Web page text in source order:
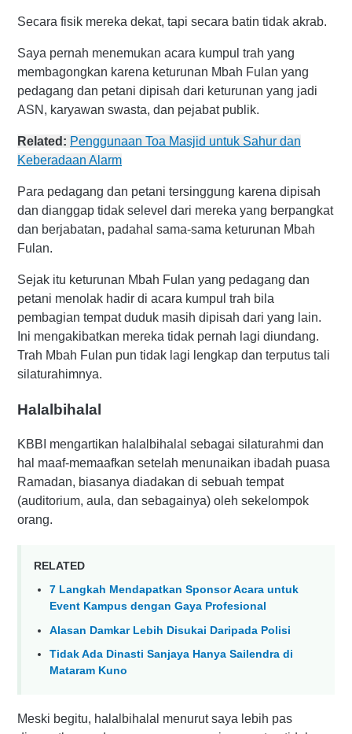
Secara fisik mereka dekat, tapi secara batin tidak akrab.
Saya pernah menemukan acara kumpul trah yang
membagongkan karena keturunan Mbah Fulan yang
pedagang dan petani dipisah dari keturunan yang jadi
ASN, karyawan swasta, dan pejabat publik.
Related: Penggunaan Toa Masjid untuk Sahur dan
Keberadaan Alarm
Para pedagang dan petani tersinggung karena dipisah
dan dianggap tidak selevel dari mereka yang berpangkat
dan berjabatan, padahal sama-sama keturunan Mbah
Fulan.
Sejak itu keturunan Mbah Fulan yang pedagang dan
petani menolak hadir di acara kumpul trah bila
pembagian tempat duduk masih dipisah dari yang lain.
Ini mengakibatkan mereka tidak pernah lagi diundang.
Trah Mbah Fulan pun tidak lagi lengkap dan terputus tali
silaturahimnya.
Halalbihalal
KBBI mengartikan halalbihalal sebagai silaturahmi dan
hal maaf-memaafkan setelah menunaikan ibadah puasa
Ramadan, biasanya diadakan di sebuah tempat
(auditorium, aula, dan sebagainya) oleh sekelompok
orang.
RELATED
7 Langkah Mendapatkan Sponsor Acara untuk
Event Kampus dengan Gaya Profesional
Alasan Damkar Lebih Disukai Daripada Polisi
Tidak Ada Dinasti Sanjaya Hanya Sailendra di
Mataram Kuno
Meski begitu, halalbihalal menurut saya lebih pas